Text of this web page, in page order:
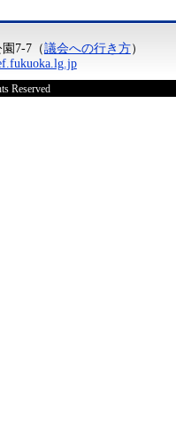
7-7（議会への行き方）
Reserved